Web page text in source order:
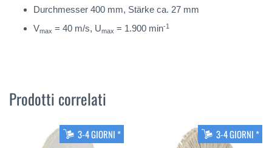
Durchmesser 400 mm, Stärke ca. 27 mm
Vmax = 40 m/s, Umax = 1.900 min-1
Prodotti correlati
3-4 GIORNI * 3-4 GIORNI *